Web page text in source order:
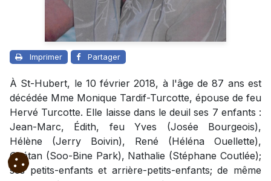
Imprimer Partager
À St-Hubert, le 10 février 2018, à l'âge de 87 ans est
décédée Mme Monique Tardif-Turcotte, épouse de feu
Hervé Turcotte. Elle laisse dans le deuil ses 7 enfants :
Jean-Marc, Édith, feu Yves (Josée Bourgeois),
Hélène (Jerry Boivin), René (Héléna Ouellette),
Gaétan (Soo-Bine Park), Nathalie (Stéphane Coutlée);
ses petits-enfants et arrière-petits-enfants; de même